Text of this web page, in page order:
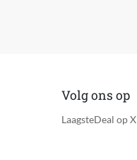
Volg ons op
LaagsteDeal op X